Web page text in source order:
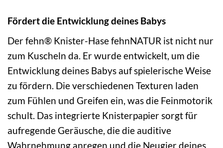
Fördert die Entwicklung deines Babys
Der fehn® Knister-Hase fehnNATUR ist nicht nur
zum Kuscheln da. Er wurde entwickelt, um die
Entwicklung deines Babys auf spielerische Weise
zu fördern. Die verschiedenen Texturen laden
zum Fühlen und Greifen ein, was die Feinmotorik
schult. Das integrierte Knisterpapier sorgt für
aufregende Geräusche, die die auditive
Wahrnehmung anregen und die Neugier deines